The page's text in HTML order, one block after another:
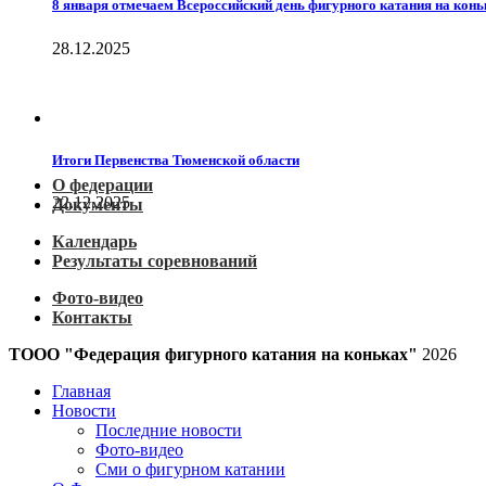
8 января отмечаем Всероссийский день фигурного катания на
28.12.2025
Итоги Первенства Тюменской области
22.12.2025
О федерации
Документы
Календарь
Результаты соревнований
Фото-видео
Контакты
ТООО "Федерация фигурного катания на коньках" 2026
Главная
Новости
Последние новости
Фото-видео
Сми о фигурном катании